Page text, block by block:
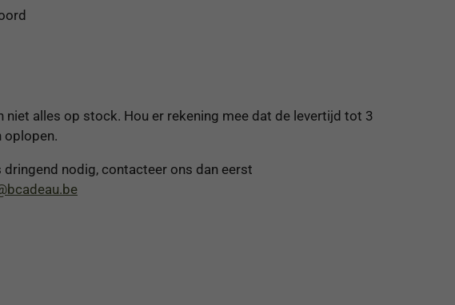
niet alles op stock. Hou er rekening mee dat de levertijd tot 3
oplopen.
dringend nodig, contacteer ons dan eerst